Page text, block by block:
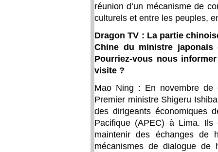
réunion d’un mécanisme de
culturels et entre les peuples,
Dragon TV : La partie
Chine du ministre japonais
Pourriez-vous nous
visite ?
Mao Ning : En novembre
Premier ministre Shigeru
des dirigeants économiques
Pacifique (APEC) à Lima.
maintenir des échanges de
mécanismes de dialogue de